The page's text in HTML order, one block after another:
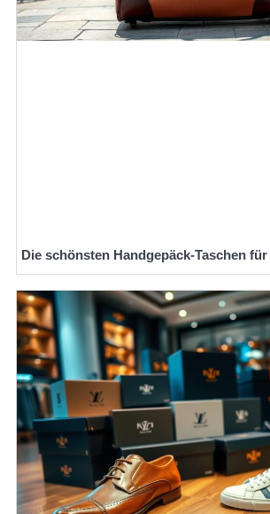
Die schönsten Handgepäck-Taschen